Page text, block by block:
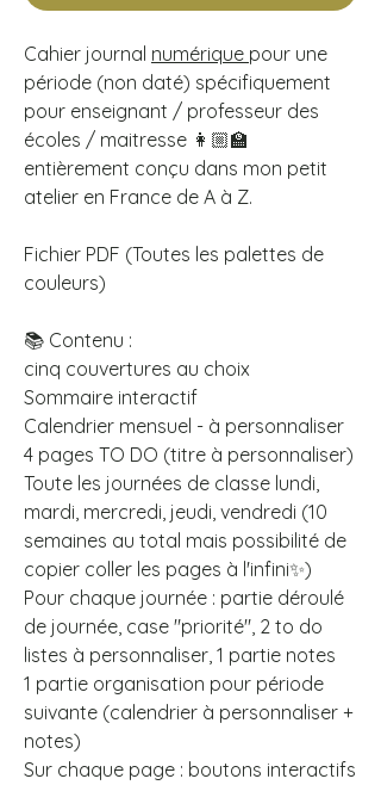
Cahier journal numérique pour une
période (non daté) spécifiquement
pour enseignant / professeur des
écoles / maitresse 👩🏼‍🏫
entièrement conçu dans mon petit
atelier en France de A à Z.
Fichier PDF (Toutes les palettes de
couleurs)
📚 Contenu :
cinq couvertures au choix
Sommaire interactif
Calendrier mensuel - à personnaliser
4 pages TO DO (titre à personnaliser)
Toute les journées de classe lundi,
mardi, mercredi, jeudi, vendredi (10
semaines au total mais possibilité de
copier coller les pages à l'infini✨)
Pour chaque journée : partie déroulé
de journée, case "priorité", 2 to do
listes à personnaliser, 1 partie notes
1 partie organisation pour période
suivante (calendrier à personnaliser +
notes)
Sur chaque page : boutons interactifs